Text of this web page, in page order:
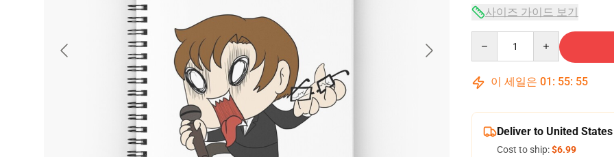
사이즈 가이드 보기
이 세일은 01 : 55: 54
Deliver to United States
Cost to ship:$6.99